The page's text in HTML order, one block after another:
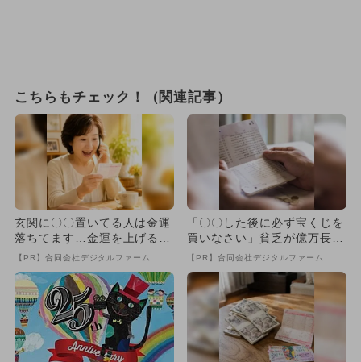
こちらもチェック！（関連記事）
玄関に〇〇置いてる人は金運
落ちてます…金運を上げる方
法とは
【PR】合同会社デジタルファーム
「〇〇した後に必ず宝くじを
買いなさい」貧乏が億万長者
に
【PR】合同会社デジタルファーム